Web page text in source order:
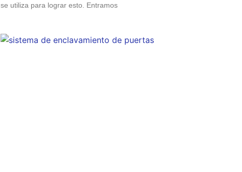
se utiliza para lograr esto. Entramos